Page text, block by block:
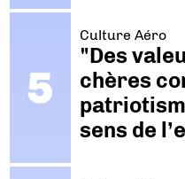
Culture Aéro
"Des
chères
sens de